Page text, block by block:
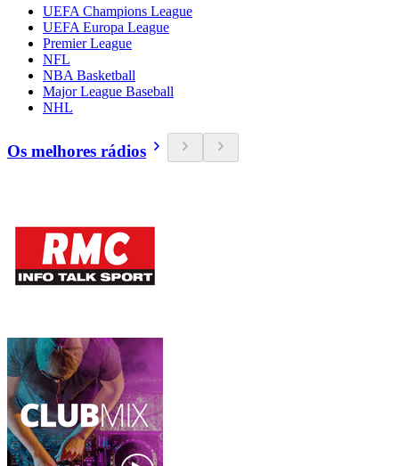
UEFA Champions League
UEFA Europa League
Premier League
NFL
NBA Basketball
Major League Baseball
NHL
Os melhores rádios